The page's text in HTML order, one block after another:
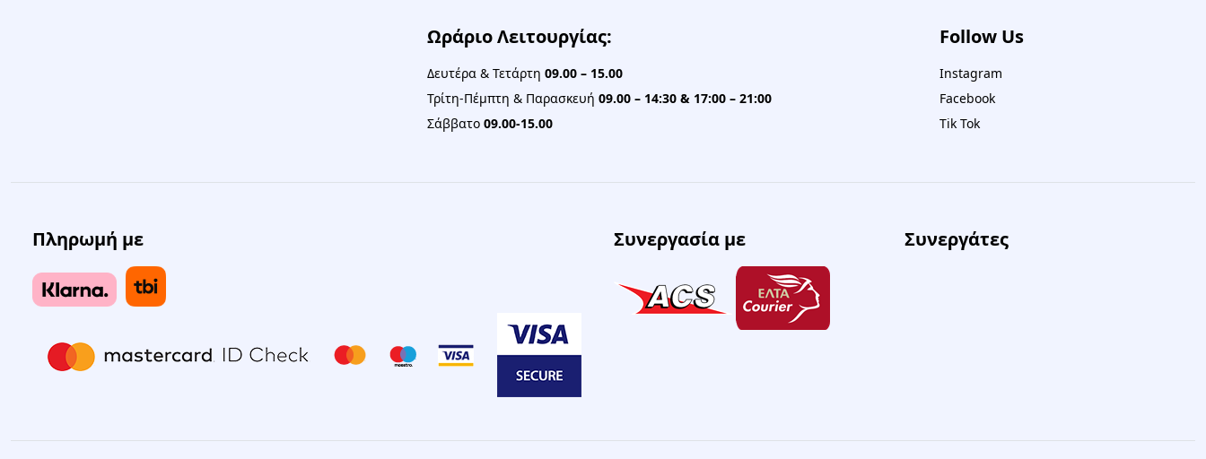
Ωράριο Λειτουργίας:
Δευτέρα & Τετάρτη 09.00 – 15.00
Τρίτη-Πέμπτη & Παρασκευή 09.00 – 14:30 & 17:00 – 21:00
Σάββατο 09.00-15.00
Follow Us
Instagram
Facebook
Tik Tok
Πληρωμή με Συνεργασία με Συνεργάτες